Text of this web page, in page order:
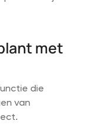
met
die
van